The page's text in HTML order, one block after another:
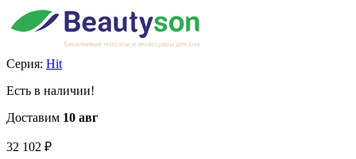
Серия: Hit
Есть в наличии!
Доставим 10 авг
32 102 ₽